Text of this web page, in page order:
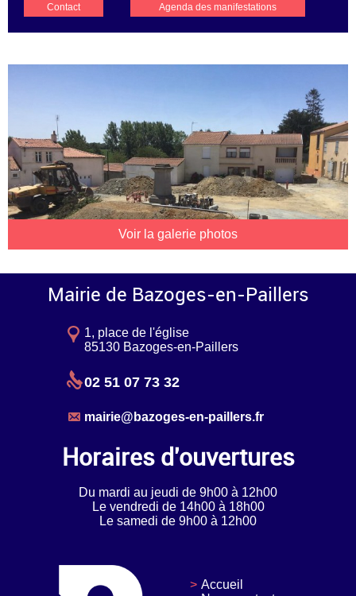
Contact Agenda des manifestations
Voir la galerie photos
Mairie de Bazoges-en-Paillers
1, place de l'église
85130 Bazoges-en-Paillers
02 51 07 73 32
mairie@bazoges-en-paillers.fr
Horaires d'ouvertures
Du mardi au jeudi de 9h00 à 12h00
Le vendredi de 14h00 à 18h00
Le samedi de 9h00 à 12h00
Accueil